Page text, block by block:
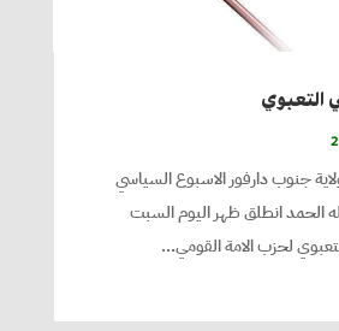
التعبوي
جنوب دارفور الاسبوع السياسي
الحمد انطلق ظهر اليوم السبت
لحزب الامة القومي...